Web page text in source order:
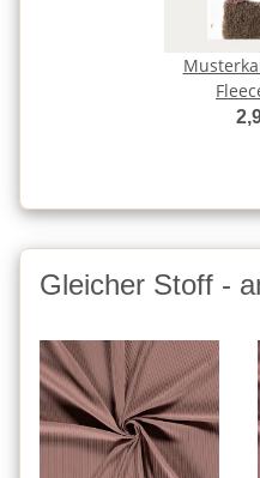
Gleicher Stoff -